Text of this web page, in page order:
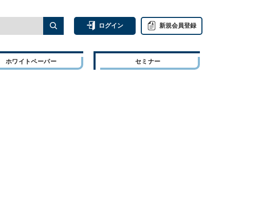
ログイン 新規会員登録
ホワイトペーパー セミナー